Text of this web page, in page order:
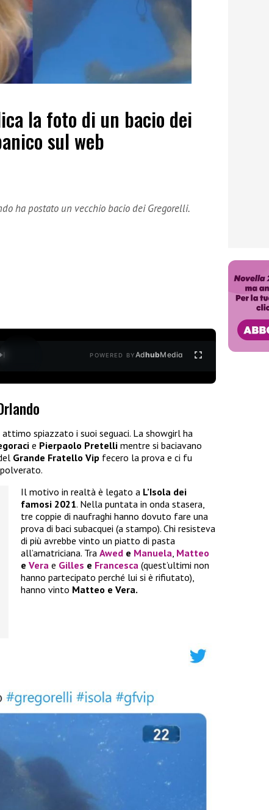
la foto di un bacio dei
sul web
ha postato un vecchio bacio dei Gregorelli.
POWERED BYAdhubMedia
attimo spiazzato i suoi seguaci. La showgirl ha
e Pierpaolo Pretelli mentre si baciavano
Grande Fratello Vip fecero la prova e ci fu
Il motivo in realtà è legato a L’Isola dei
famosi 2021. Nella puntata in onda stasera,
tre coppie di naufraghi hanno dovuto fare una
prova di baci subacquei (a stampo). Chi resisteva
di più avrebbe vinto un piatto di pasta
all’amatriciana. Tra Awed e Manuela, Matteo
e Vera e Gilles e Francesca (quest’ultimi non
hanno partecipato perché lui si è rifiutato),
hanno vinto Matteo e Vera.